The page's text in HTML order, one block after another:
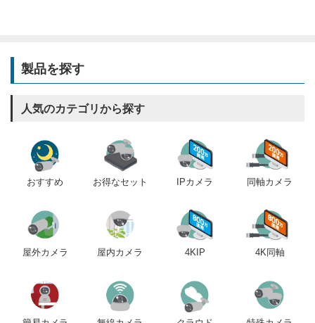
製品を探す
人気のカテゴリから探す
おすすめ お得なセット IPカメラ 同軸カメラ
屋外カメラ 屋内カメラ 4KIP 4K同軸